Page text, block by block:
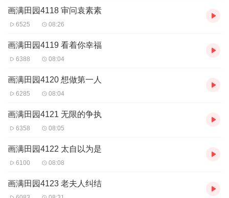
画满田园4118 审问袁素素
6525 08:26
画满田园4119 看着你幸福
6388 08:04
画满田园4120 想做第一人
6285 08:04
画满田园4121 无限的争执
6358 08:05
画满田园4122 太自以为是
6100 08:08
画满田园4123 老夫人纠结